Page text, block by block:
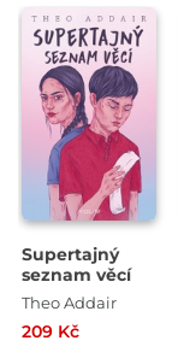
Supertajný
seznam věcí
Theo Addair
209 Kč